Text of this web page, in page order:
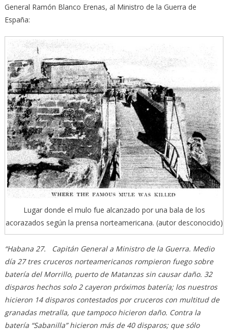
General Ramón Blanco Erenas, al Ministro de la Guerra de
España:
Lugar donde el mulo fue alcanzado por una bala de los
acorazados según la prensa norteamericana. (autor desconocido)
“Habana 27. Capitán General a Ministro de la Guerra. Medio
día 27 tres cruceros norteamericanos rompieron fuego sobre
batería del Morrillo, puerto de Matanzas sin causar daño. 32
disparos hechos solo 2 cayeron próximos batería; los nuestros
hicieron 14 disparos contestados por cruceros con multitud de
granadas metralla, que tampoco hicieron daño. Contra la
batería “Sabanilla” hicieron más de 40 disparos; que sólo